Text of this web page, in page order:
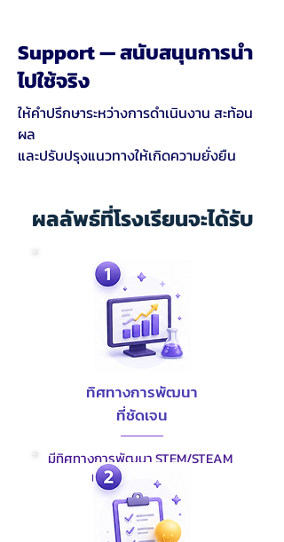
Support — สนับสนุนการนำ
ไปใช้จริง
ให้คำปรึกษาระหว่างการดำเนินงาน สะท้อน
ผล
และปรับปรุงแนวทางให้เกิดความยั่งยืน
ผลลัพธ์ที่โรงเรียนจะได้รับ
ทิศทางการพัฒนา
ที่ชัดเจน
มีทิศทางการพัฒนา STEM/STEAM
และ AI Education
ที่ชัดเจน